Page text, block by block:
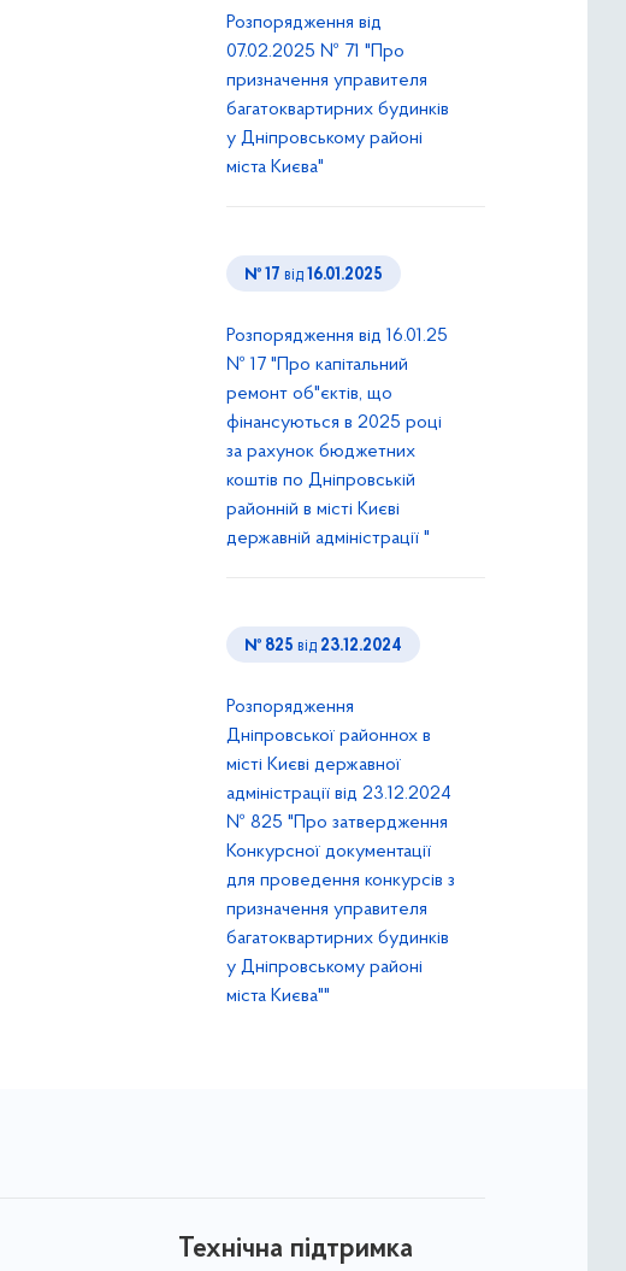
Розпорядження від
07.02.2025 № 71 "Про
призначення управителя
багатоквартирних будинків
у Дніпровському районі
міста Києва"
№ 17 від 16.01.2025
Розпорядження від 16.01.25
№ 17 "Про капітальний
ремонт об"єктів, що
фінансуються в 2025 році
за рахунок бюджетних
коштів по Дніпровській
районній в місті Києві
державній адміністрації "
№ 825 від 23.12.2024
Розпорядження
Дніпровської районнох в
місті Києві державної
адміністрації від 23.12.2024
№ 825 "Про затвердження
Конкурсної документації
для проведення конкурсів з
призначення управителя
багатоквартирних будинків
у Дніпровському районі
міста Києва""
Технічна підтримка